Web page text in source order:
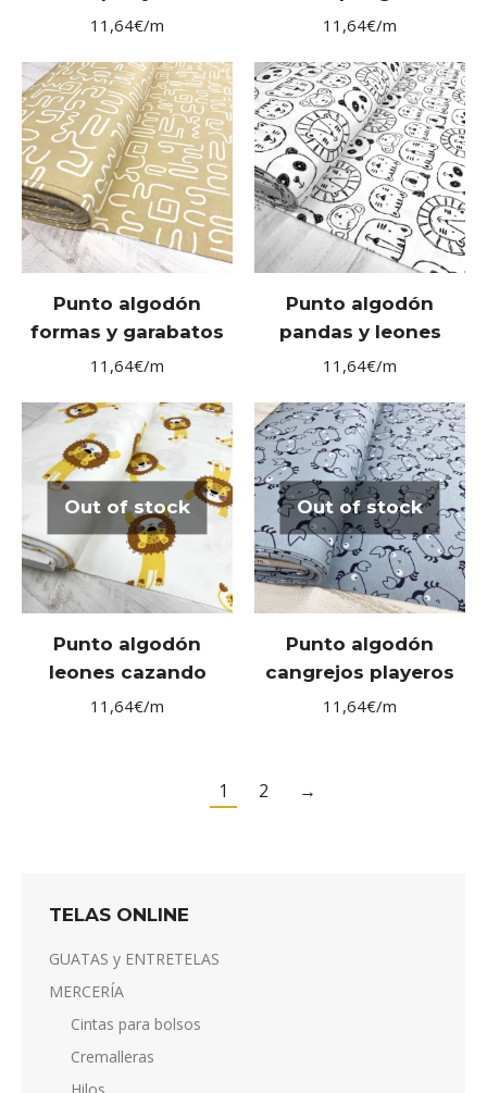
11,64€/m
11,64€/m
Punto algodón
formas y garabatos
11,64€/m
Punto algodón
pandas y leones
11,64€/m
Out of stock
Punto algodón
leones cazando
11,64€/m
Out of stock
Punto algodón
cangrejos playeros
11,64€/m
1 2 →
TELAS ONLINE
GUATAS y ENTRETELAS
MERCERÍA
Cintas para bolsos
Cremalleras
Hilos